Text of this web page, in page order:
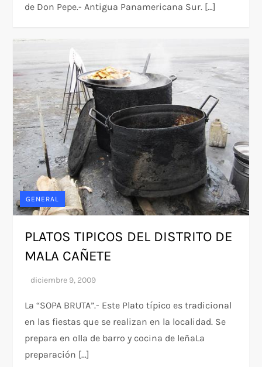
de Don Pepe.- Antigua Panamericana Sur. […]
GENERAL
PLATOS TIPICOS DEL DISTRITO DE
MALA CAÑETE
La “SOPA BRUTA”.- Este Plato típico es tradicional
en las fiestas que se realizan en la localidad. Se
prepara en olla de barro y cocina de leñaLa
preparación […]